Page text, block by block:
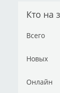
Кто на
Всего
Новых
Онлайн